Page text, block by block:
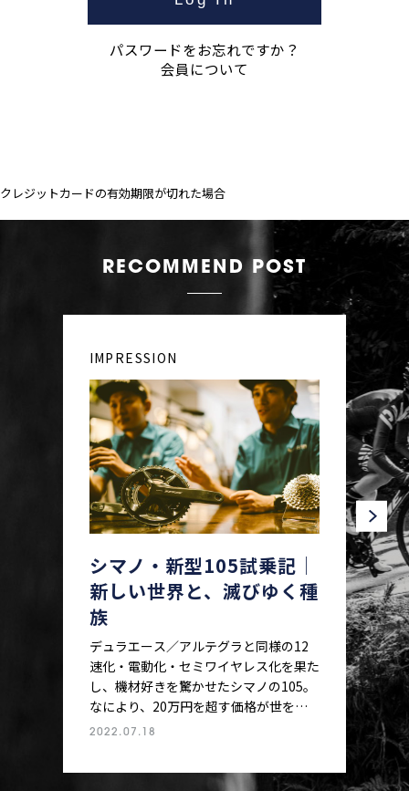
パスワードをお忘れですか？
会員について
クレジットカードの有効期限が切れた場合
RECOMMEND POST
IMPRESSION
シマノ・新型105試乗記│
新しい世界と、滅びゆく種
族
デュラエース／アルテグラと同様の12
速化・電動化・セミワイヤレス化を果た
し、機材好きを驚かせたシマノの105。
なにより、20万円を超す価格が世をざ
わつかせている。ロードバイクにとって
響を与えるのか。105に与えられた機能
2022.07.18